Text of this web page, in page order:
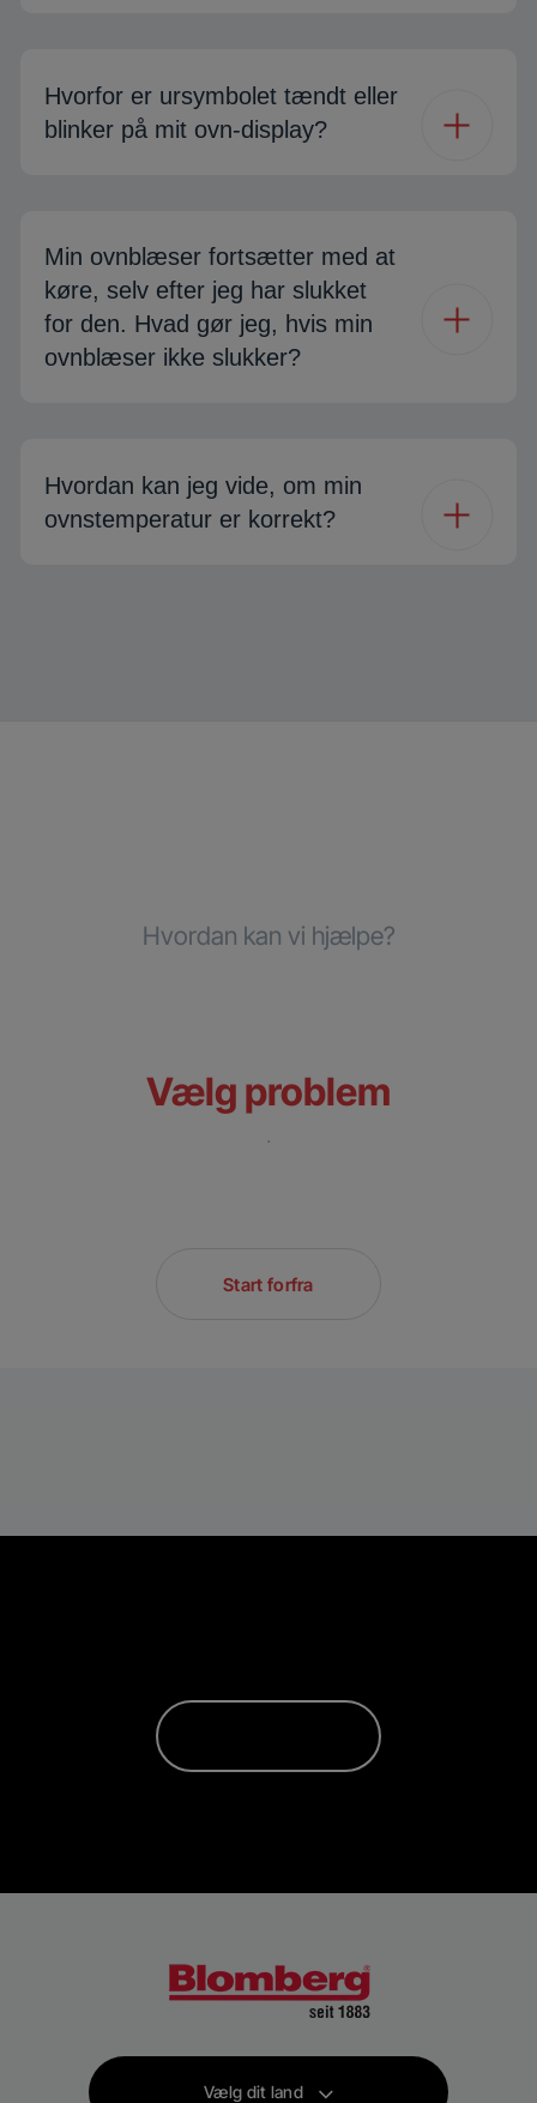
Hvorfor er ursymbolet tændt eller
blinker på mit ovn-display?
Min ovnblæser fortsætter med at
køre, selv efter jeg har slukket
for den. Hvad gør jeg, hvis min
ovnblæser ikke slukker?
Hvordan kan jeg vide, om min
ovnstemperatur er korrekt?
Hvordan kan vi hjælpe?
Vælg problem
.
Start forfra
Vælg dit land